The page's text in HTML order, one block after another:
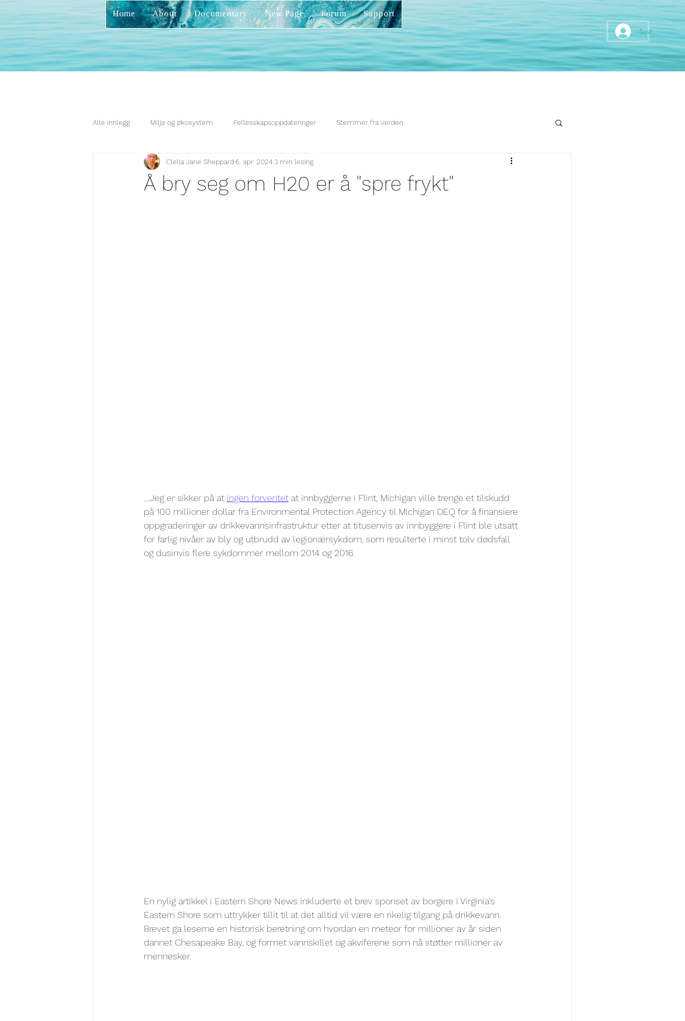
Home About Documentary New Page Forum Support
Sustainer
Alle innlegg Miljø og økosystem Fellesskapsoppdateringer Stemmer fra verden
Å bry seg om H20 er å "spre frykt"
Clelia Jane Sheppard6. apr. 20243 min lesing
....Jeg er sikker på at ingen forventet at innbyggerne i Flint, Michigan ville trenge et tilskudd
på 100 millioner dollar fra Environmental Protection Agency til Michigan DEQ for å finansiere
oppgraderinger av drikkevannsinfrastruktur etter at titusenvis av innbyggere i Flint ble utsatt
for farlig nivåer av bly og utbrudd av legionærsykdom, som resulterte i minst tolv dødsfall
og dusinvis flere sykdommer mellom 2014 og 2016.
En nylig artikkel i Eastern Shore News inkluderte et brev sponset av borgere i Virginia's
Eastern Shore som uttrykker tillit til at det alltid vil være en rikelig tilgang på drikkevann.
Brevet ga leserne en historisk beretning om hvordan en meteor for millioner av år siden
dannet Chesapeake Bay, og formet vannskillet og akviferene som nå støtter millioner av
mennesker.